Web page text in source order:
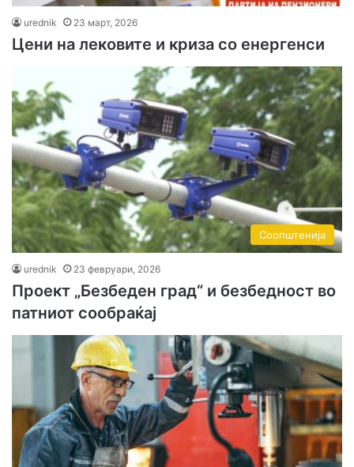
urednik 23 март, 2026
Цени на лековите и криза со енергенси
Соопштенија
urednik 23 февруари, 2026
Проект „Безбеден град“ и безбедност во
патниот сообраќај